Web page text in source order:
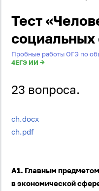
Тест
Пробные работы ОГЭ по
4ЕГЭ ИИ →
23 вопроса.
ch.docx
ch.pdf
А1. Главным
в экономической